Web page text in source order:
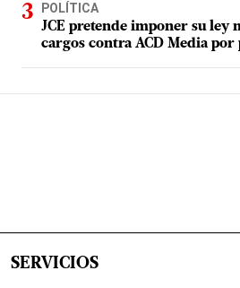
POLÍTICA
JCE pretende imponer su ley
cargos contra ACD Media por
SERVICIOS